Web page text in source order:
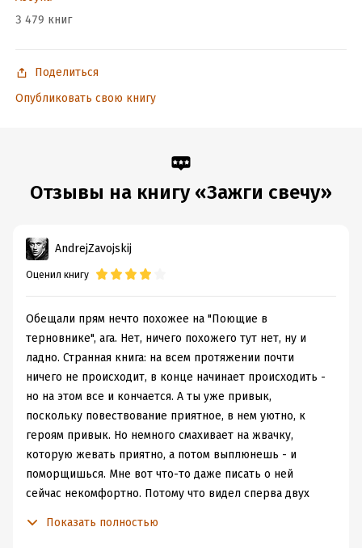
Объем:
Год издания: 2025
Оксана Василенко
Время на чтение:16ч.
3 479 книг
Поделиться
Опубликовать свою книгу
Отзывы на книгу «Зажги свечу»
AndrejZavojskij
Оценил книгу
Обещали прям нечто похожее на "Поющие в
терновнике", ага. Нет, ничего похожего тут нет, ну и
ладно. Странная книга: на всем протяжении почти
ничего не происходит, в конце начинает происходить -
но на этом все и кончается. А ты уже привык,
поскольку повествование приятное, в нем уютно, к
героям привык. Но немного смахивает на жвачку,
которую жевать приятно, а потом выплюнешь - и
поморщишься. Мне вот что-то даже писать о ней
сейчас некомфортно. Потому что видел сперва двух
Показать полностью